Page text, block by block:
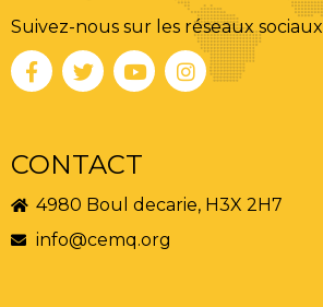
Suivez-nous sur les réseaux sociaux
CONTACT
4980 Boul decarie, H3X 2H7
info@cemq.org